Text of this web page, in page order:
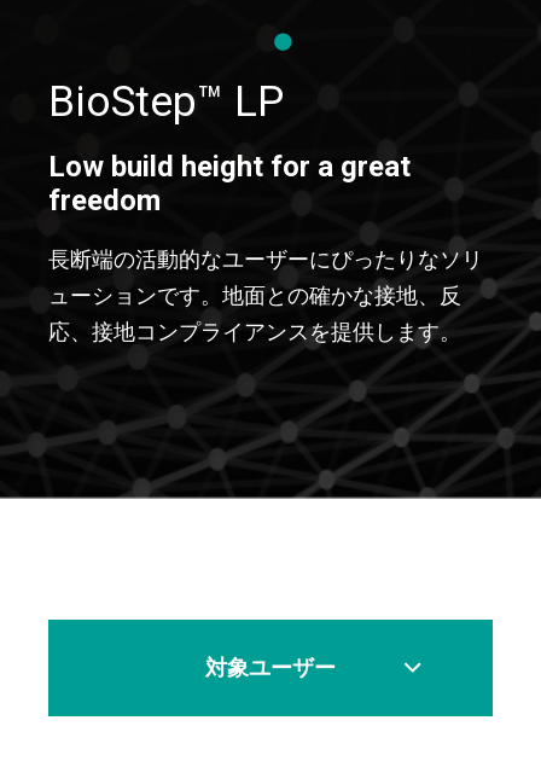
BioStep™ LP
Low build height for a great
freedom
長断端の活動的なユーザーにぴったりなソリ
ューションです。地面との確かな接地、反
応、接地コンプライアンスを提供します。
対象ユーザー